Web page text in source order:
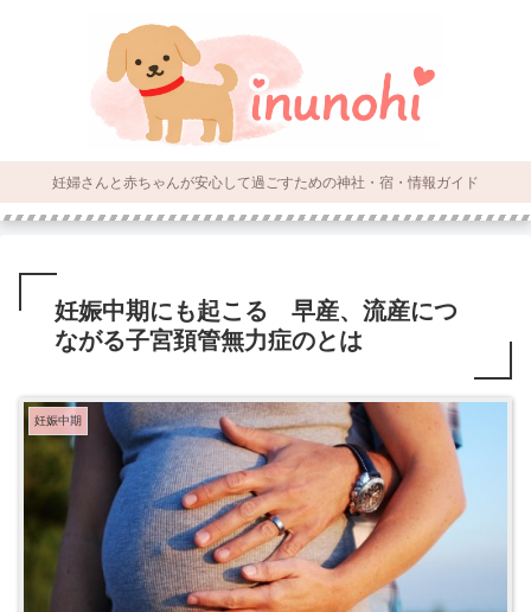
妊婦さんと赤ちゃんが安心して過ごすための神社・宿・情報ガイド
妊娠中期にも起こる 早産、流産につ
ながる子宮頚管無力症のとは
妊娠中期